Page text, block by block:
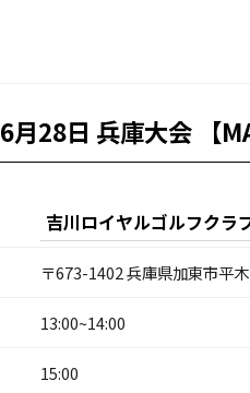
6月28日 兵庫大会 【
吉川ロイヤルゴルフクラ
〒673-1402 兵庫県加東市平
13:00~14:00
15:00